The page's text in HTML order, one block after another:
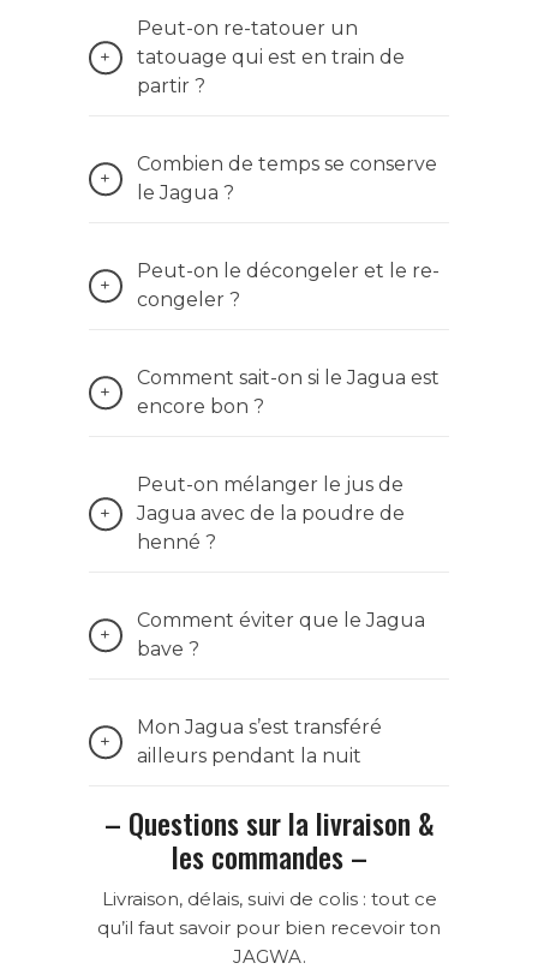
Peut-on re-tatouer un
tatouage qui est en train de
partir ?
Combien de temps se conserve
le Jagua ?
Peut-on le décongeler et le re-
congeler ?
Comment sait-on si le Jagua est
encore bon ?
Peut-on mélanger le jus de
Jagua avec de la poudre de
henné ?
Comment éviter que le Jagua
bave ?
Mon Jagua s’est transféré
ailleurs pendant la nuit
– Questions sur la livraison &
les commandes –
Livraison, délais, suivi de colis : tout ce
qu’il faut savoir pour bien recevoir ton
JAGWA.